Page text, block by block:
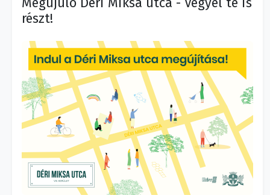
Megújuló Déri Miksa utca - Vegyél te is
részt!